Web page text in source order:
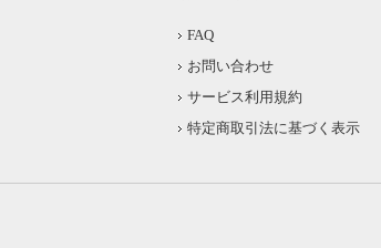
FAQ
お問い合わせ
サービス利用規約
特定商取引法に基づく表示